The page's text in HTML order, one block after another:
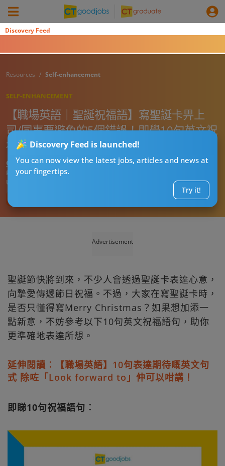
Discovery Feed
Discovery Feed is launched!
You can now view the latest jobs, articles and news at
your fingertips.
Try it!
Resources Self-enhancement
SELF-ENHANCEMENT
【職場英語｜聖誕祝福語】寫聖誕卡畀上
司/同事要避免的5個錯誤！即學10句英文祝
福正確用法！文開頭/結尾/簽名檔一文睇晒
CT進修導師阿J
Published:2026-08-06 07:38
Updated:
Advertisement
聖誕節快將到來，不少人會透過聖誕卡表達心意，
向摯愛傳遞節日祝福。不過，大家在寫聖誕卡時，
是否只懂得寫Merry Christmas？如果想加添一
點新意，不妨參考以下10句英文祝福語句，助你
更準確地表達所想。
延伸閱讀︰【職場英語】10句表達期待嘅英文句
式 除咗「Look forward to」仲可以咁講！
即睇10句祝福語句︰